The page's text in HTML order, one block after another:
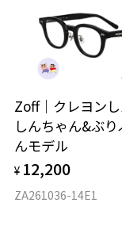
※着脱式サングラス：デ
タイプ
材質
フロント素材：チ
Zoff｜クレヨン
しんちゃん&ぶ
んモデル
¥ 12,200
ZA261036-14E1